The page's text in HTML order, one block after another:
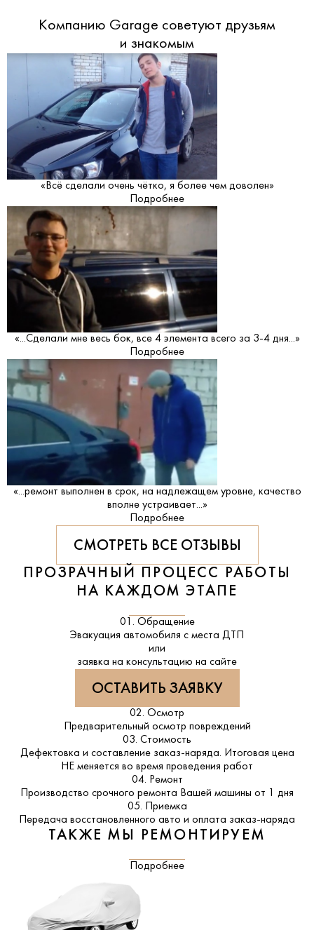
Компанию Garage советуют друзьям
и знакомым
«Всё сделали очень чётко, я более чем доволен»
Подробнее
«...Сделали мне весь бок, все 4 элемента всего за 3-4 дня...»
Подробнее
«...ремонт выполнен в срок, на надлежащем уровне, качество
вполне устраивает...»
Подробнее
СМОТРЕТЬ ВСЕ ОТЗЫВЫ
ПРОЗРАЧНЫЙ ПРОЦЕСС РАБОТЫ
НА КАЖДОМ ЭТАПЕ
01. Обращение
Эвакуация автомобиля с места ДТП
или
заявка на консультацию на сайте
ОСТАВИТЬ ЗАЯВКУ
02. Осмотр
Предварительный осмотр повреждений
03. Стоимость
Дефектовка и составление заказ-наряда. Итоговая цена
НЕ меняется во время проведения работ
04. Ремонт
Производство срочного ремонта Вашей машины от 1 дня
05. Приемка
Передача восстановленного авто и оплата заказ-наряда
ТАКЖЕ МЫ РЕМОНТИРУЕМ
Подробнее